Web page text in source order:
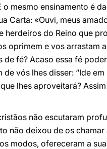
mesmo ensinamento é
Carta: «Ouvi, meus
do Reino que
oprimem e vos arrastam
fé? Acaso essa fé
vós lhes disser: “Ide
lhes aproveitará?
não escutaram
não deixou de os
modos, ofereceram a